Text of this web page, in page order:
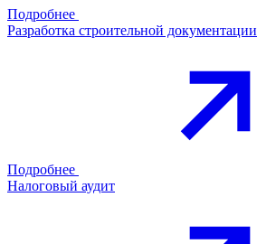
Подробнее
Разработка строительной документации
Подробнее
Налоговый аудит